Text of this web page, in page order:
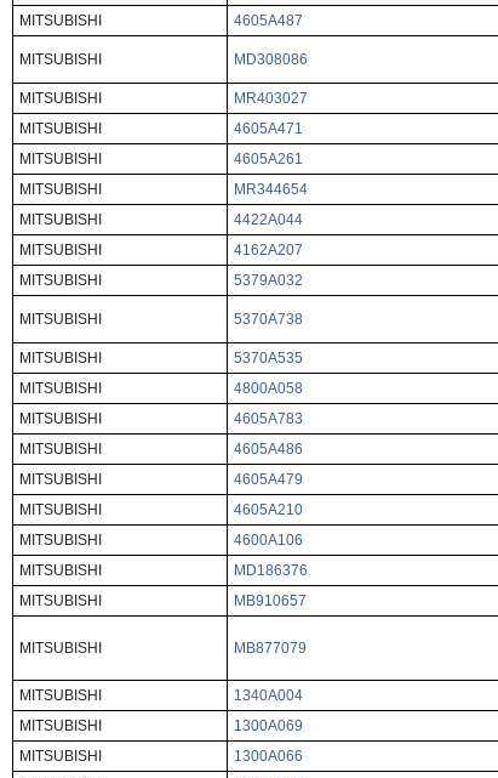
MITSUBISHI
4605A487
MITSUBISHI MD308086
MITSUBISHI
MR403027
MITSUBISHI
4605A471
MITSUBISHI
4605A261
MITSUBISHI
MR344654
MITSUBISHI
4422A044
MITSUBISHI
4162A207
MITSUBISHI
5379A032
MITSUBISHI 5370A738
MITSUBISHI
5370A535
MITSUBISHI
4800A058
MITSUBISHI
4605A783
MITSUBISHI
4605A486
MITSUBISHI
4605A479
MITSUBISHI
4605A210
MITSUBISHI
4600A106
MITSUBISHI
MD186376
MITSUBISHI
MB910657
MITSUBISHI MB877079
MITSUBISHI
1340A004
MITSUBISHI
1300A069
MITSUBISHI
1300A066